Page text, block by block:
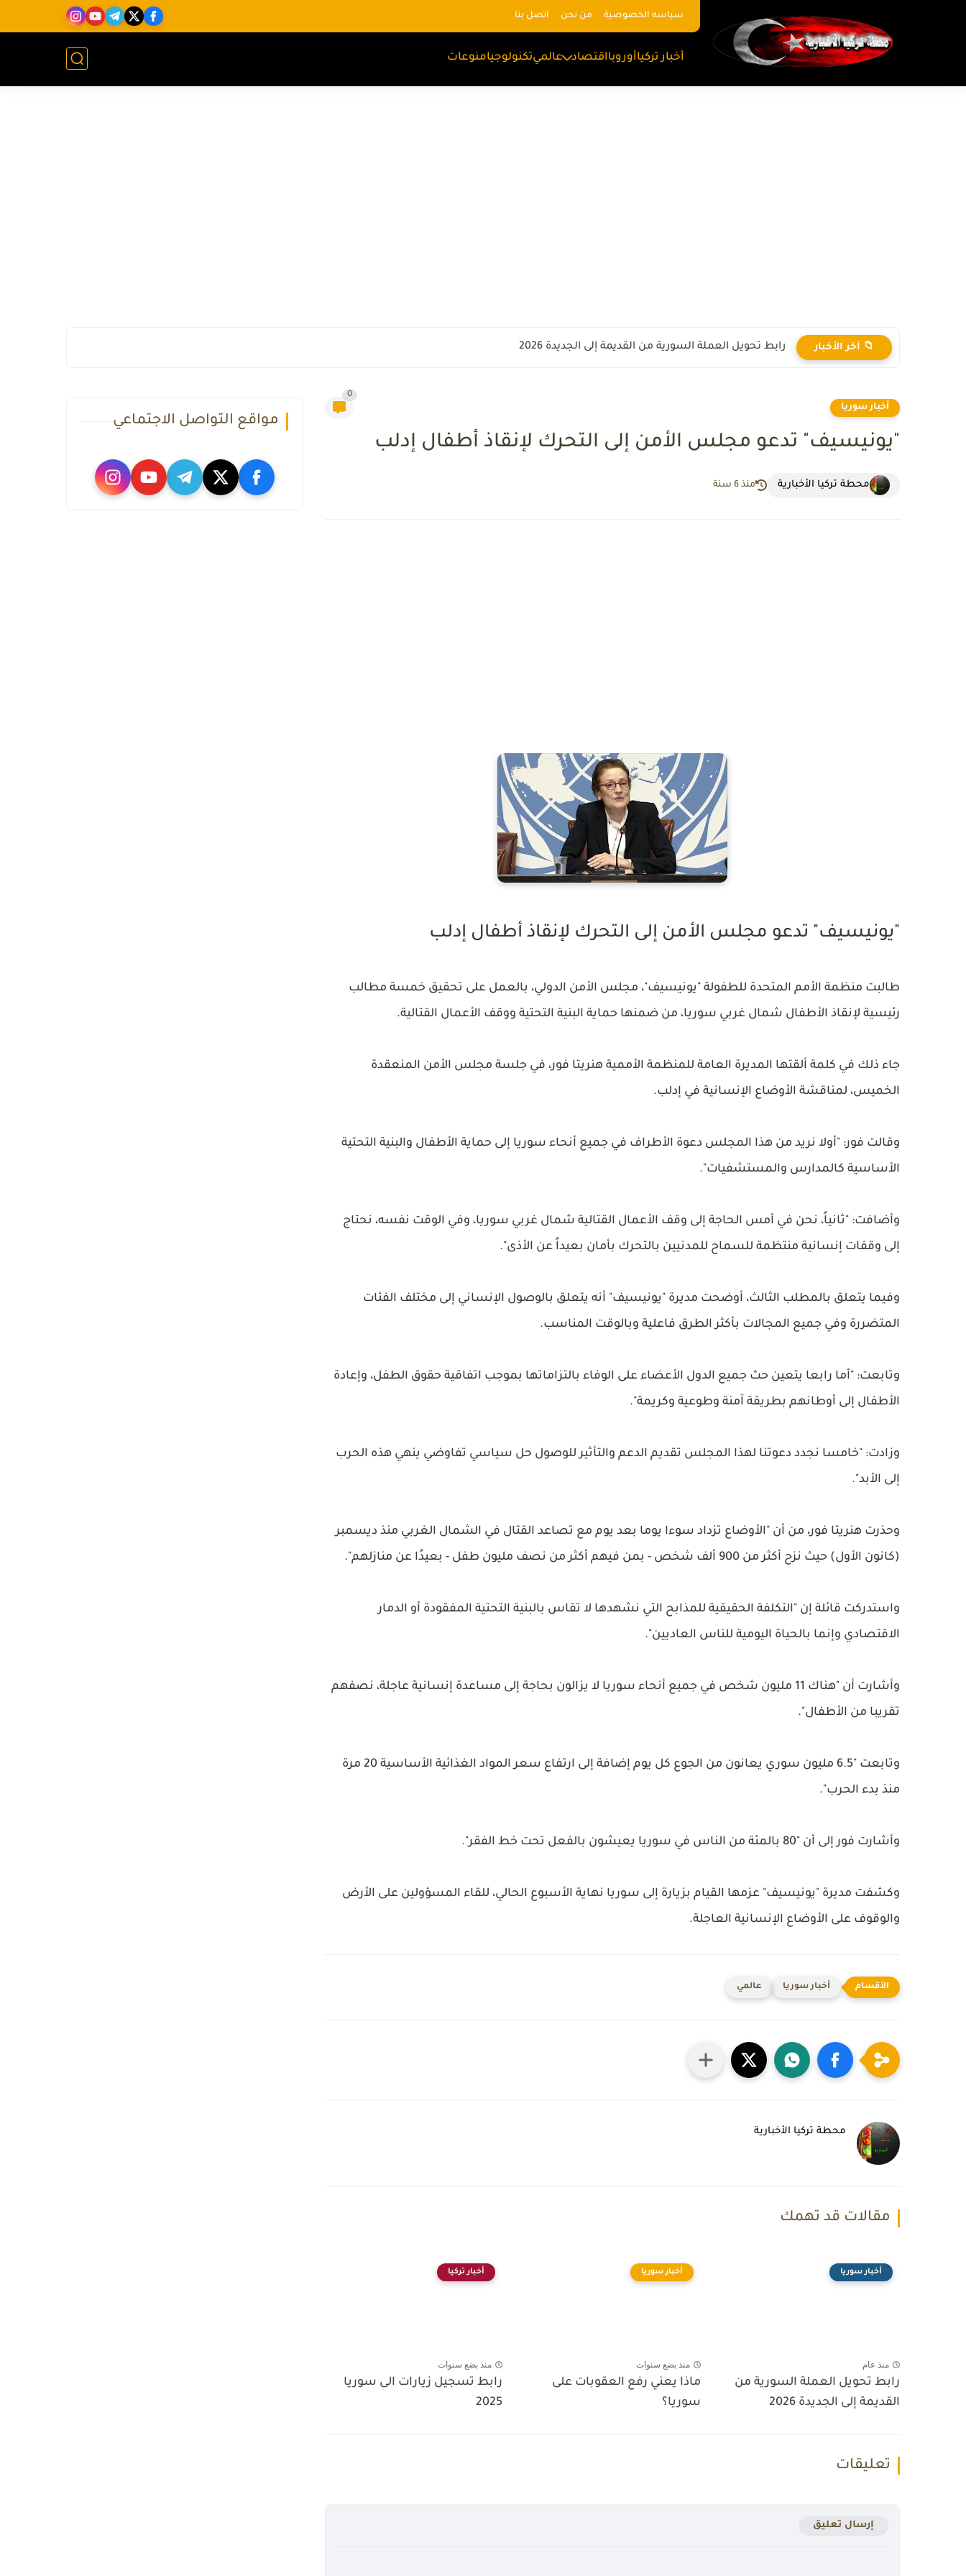
سياسه الخصوصية من نحن اتصل بنا
أخبار تركياأوروبااقتصاد عالميتكنولوجيامنوعات
📁 آخر الأخبار رابط تحويل العملة السورية من القديمة إلى الجديدة 2026
أخبار سوريا
0
"يونيسيف" تدعو مجلس الأمن إلى التحرك لإنقاذ أطفال إدلب
محطة تركيا الأخبارية منذ 6 سنة
"يونيسيف" تدعو مجلس الأمن إلى التحرك لإنقاذ أطفال إدلب
طالبت منظمة الأمم المتحدة للطفولة "يونيسيف"، مجلس الأمن الدولي، بالعمل على تحقيق خمسة مطالب
رئيسية لإنقاذ الأطفال شمال غربي سوريا، من ضمنها حماية البنية التحتية ووقف الأعمال القتالية.
جاء ذلك في كلمة ألقتها المديرة العامة للمنظمة الأممية هنريتا فور، في جلسة مجلس الأمن المنعقدة
الخميس، لمناقشة الأوضاع الإنسانية في إدلب.
وقالت فور: "أولا نريد من هذا المجلس دعوة الأطراف في جميع أنحاء سوريا إلى حماية الأطفال والبنية التحتية
الأساسية كالمدارس والمستشفيات".
وأضافت: "ثانياً، نحن في أمس الحاجة إلى وقف الأعمال القتالية شمال غربي سوريا، وفي الوقت نفسه، نحتاج
إلى وقفات إنسانية منتظمة للسماح للمدنيين بالتحرك بأمان بعيداً عن الأذى".
وفيما يتعلق بالمطلب الثالث، أوضحت مديرة "يونيسيف" أنه يتعلق بالوصول الإنساني إلى مختلف الفئات
المتضررة وفي جميع المجالات بأكثر الطرق فاعلية وبالوقت المناسب.
وتابعت: "أما رابعا يتعين حث جميع الدول الأعضاء على الوفاء بالتزاماتها بموجب اتفاقية حقوق الطفل، وإعادة
الأطفال إلى أوطانهم بطريقة آمنة وطوعية وكريمة".
وزادت: "خامسا نجدد دعوتنا لهذا المجلس تقديم الدعم والتأثير للوصول حل سياسي تفاوضي ينهي هذه الحرب
إلى الأبد".
وحذرت هنريتا فور، من أن "الأوضاع تزداد سوءا يوما بعد يوم مع تصاعد القتال في الشمال الغربي منذ ديسمبر
(كانون الأول) حيث نزح أكثر من 900 ألف شخص - بمن فيهم أكثر من نصف مليون طفل - بعيدًا عن منازلهم".
واستدركت قائلة إن "التكلفة الحقيقية للمذابح التي نشهدها لا تقاس بالبنية التحتية المفقودة أو الدمار
الاقتصادي وإنما بالحياة اليومية للناس العاديين".
وأشارت أن "هناك 11 مليون شخص في جميع أنحاء سوريا لا يزالون بحاجة إلى مساعدة إنسانية عاجلة، نصفهم
تقريبا من الأطفال".
وتابعت "6.5 مليون سوري يعانون من الجوع كل يوم إضافة إلى ارتفاع سعر المواد الغذائية الأساسية 20 مرة
منذ بدء الحرب".
وأشارت فور إلى أن "80 بالمئة من الناس في سوريا يعيشون بالفعل تحت خط الفقر".
وكشفت مديرة "يونيسيف" عزمها القيام بزيارة إلى سوريا نهاية الأسبوع الحالي، للقاء المسؤولين على الأرض
والوقوف على الأوضاع الإنسانية العاجلة.
أخبار سوريا عالمي
محطة تركيا الأخبارية
مقالات قد تهمك
أخبار سوريا
منذ عام
رابط تحويل العملة السورية من
القديمة إلى الجديدة 2026
أخبار سوريا
منذ بضع سنوات
ماذا يعني رفع العقوبات على
سوريا؟
أخبار تركيا
منذ بضع سنوات
رابط تسجيل زيارات الى سوريا
2025
تعليقات
إرسال تعليق
مواقع التواصل الاجتماعي